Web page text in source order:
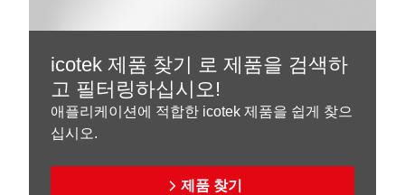
icotek 제품 찾기 로 제품을 검색하
고 필터링하십시오!
애플리케이션에 적합한 icotek 제품을 쉽게 찾으
십시오.
제품 찾기